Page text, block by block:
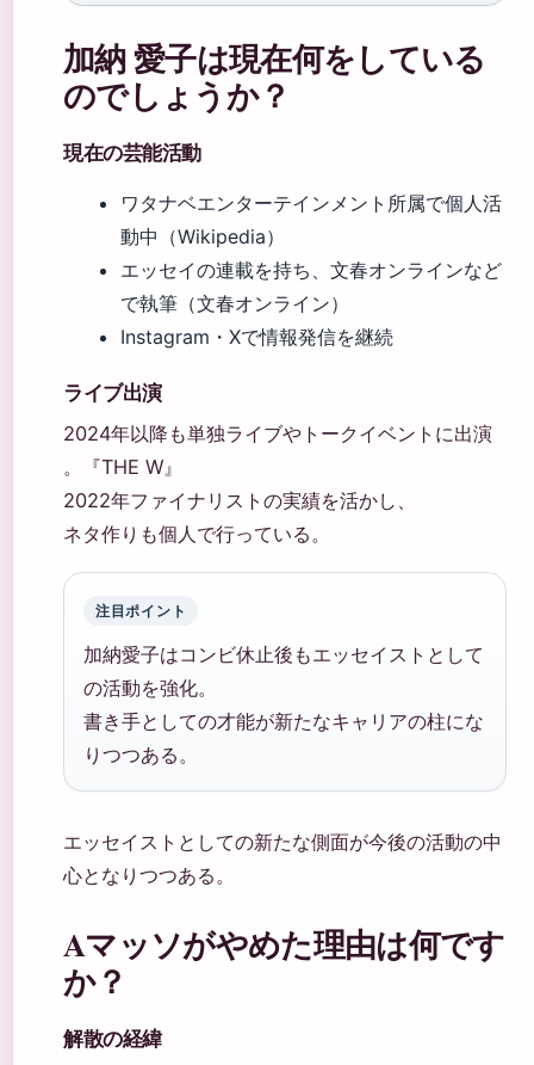
加納 愛子は現在何をしている
のでしょうか？
現在の芸能活動
ワタナベエンターテインメント所属で個人活
動中（Wikipedia）
エッセイの連載を持ち、文春オンラインなど
で執筆（文春オンライン）
Instagram・Xで情報発信を継続
ライブ出演
2024年以降も単独ライブやトークイベントに出演
。『THE W』
2022年ファイナリストの実績を活かし、
ネタ作りも個人で行っている。
注目ポイント
加納愛子はコンビ休止後もエッセイストとして
の活動を強化。
書き手としての才能が新たなキャリアの柱にな
りつつある。
エッセイストとしての新たな側面が今後の活動の中
心となりつつある。
Aマッソがやめた理由は何です
か？
解散の経緯